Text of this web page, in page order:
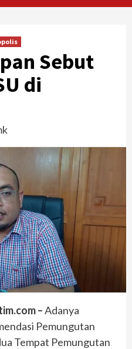
Sebut
di
–Adanya
Pemungutan
Tempat Pemungutan